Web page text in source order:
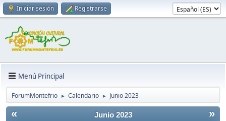
Iniciar sesión Registrarse
Menú Principal
ForumMontefrio ► Calendario ► Junio 2023
« »
Junio 2023